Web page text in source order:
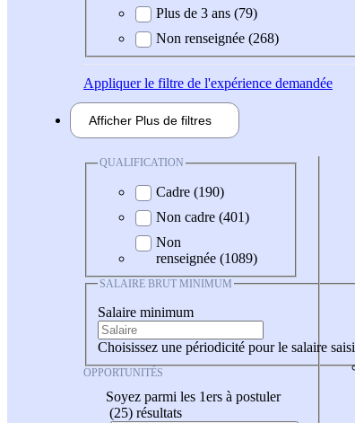
Plus de 3 ans (79)
Non renseignée (268)
Appliquerle filtre de l'expérience demandée
Afficher Plus de filtres
QUALIFICATION
Cadre (190)
Non cadre (401)
Non
renseignée (1089)
SALAIRE BRUT MINIMUM
Salaire minimum
Choisissez une périodicité pour le salaire saisi
OPPORTUNITÉS
Soyez parmi les 1ers à postuler
(25) résultats